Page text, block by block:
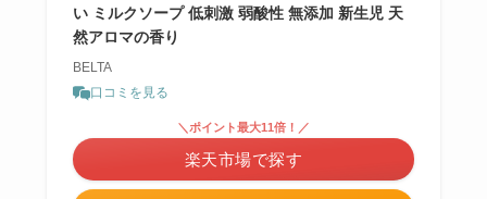
い ミルクソープ 低刺激 弱酸性 無添加 新生児 天
然アロマの香り
BELTA
口コミを見る
＼ポイント最大11倍！／
楽天市場で探す